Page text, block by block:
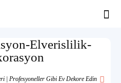
Elverislilik-
| Profesyoneller Gibi Ev Dekore Edin